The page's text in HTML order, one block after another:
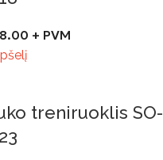
+ PVM
treniruoklis SO-